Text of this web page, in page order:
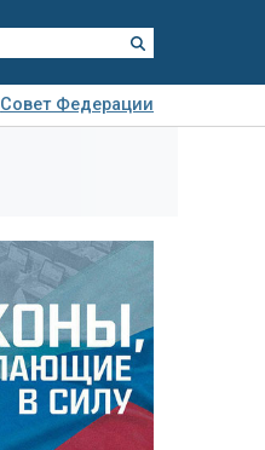
Совет Федерации